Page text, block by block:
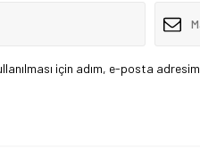
için adım, e-posta